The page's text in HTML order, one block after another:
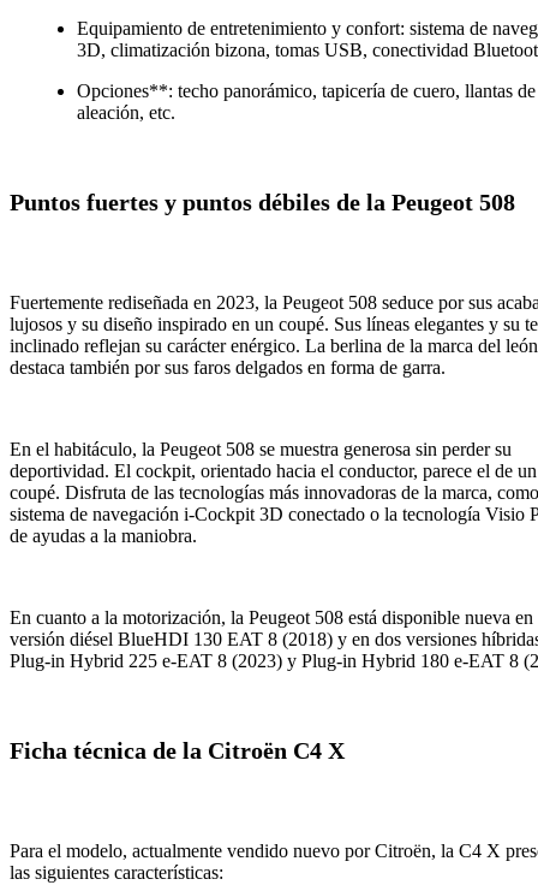
Equipamiento de entretenimiento y confort: sistema de
3D, climatización bizona, tomas USB, conectividad
Opciones**: techo panorámico, tapicería de cuero, llantas de
aleación, etc.
Puntos fuertes y puntos débiles de la Peugeot 508
Fuertemente rediseñada en 2023, la Peugeot 508 seduce por sus
lujosos y su diseño inspirado en un coupé. Sus líneas elegantes y su
inclinado reflejan su carácter enérgico. La berlina de la marca del león
destaca también por sus faros delgados en forma de garra.
En el habitáculo, la Peugeot 508 se muestra generosa sin perder su
deportividad. El cockpit, orientado hacia el conductor, parece el de un
coupé. Disfruta de las tecnologías más innovadoras de la marca,
sistema de navegación i-Cockpit 3D conectado o la tecnología Visio
de ayudas a la maniobra.
En cuanto a la motorización, la Peugeot 508 está disponible nueva en
versión diésel BlueHDI 130 EAT 8 (2018) y en dos versiones
Plug-in Hybrid 225 e-EAT 8 (2023) y Plug-in Hybrid 180 e-EAT 8
Ficha técnica de la Citroën C4 X
Para el modelo, actualmente vendido nuevo por Citroën, la C4 X
las siguientes características: